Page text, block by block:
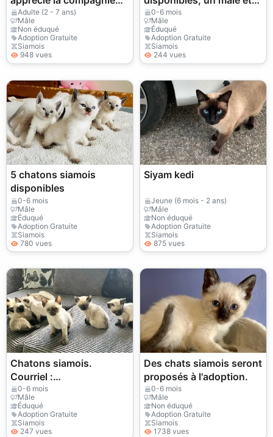
en soirée
Adulte (2 - 7 ans)
Mâle
Non éduqué
Adoption Gratuite
Siamois
948 vues
une femelle.
0-6 mois
Mâle
Éduqué
Adoption Gratuite
Siamois
244 vues
5 chatons siamois
disponibles
0-6 mois
Mâle
Éduqué
Adoption Gratuite
Siamois
780 vues
Siyam kedi
Jeune (6 mois - 2 ans)
Mâle
Non éduqué
Adoption Gratuite
Siamois
875 vues
Chatons siamois.
Courriel :
jessicabaynton2@gmail.
com
0-6 mois
Mâle
Éduqué
Adoption Gratuite
Siamois
247 vues
Des chats siamois seront
proposés à l'adoption.
0-6 mois
Mâle
Non éduqué
Adoption Gratuite
Siamois
1738 vues